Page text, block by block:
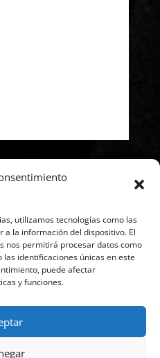
utilizamos tecnologías como las
la información del dispositivo. El
nos permitirá procesar datos como
identificaciones únicas en este
puede afectar
y funciones.
cookies de
este contenido